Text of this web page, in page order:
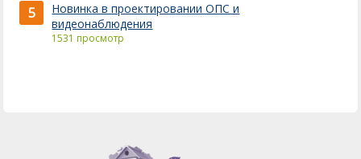
5
Новинка в проектировании ОПС и
видеонаблюдения
1531 просмотр